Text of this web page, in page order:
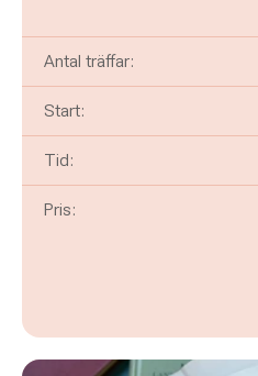
Antal träffar:
Start:
Tid:
Pris: